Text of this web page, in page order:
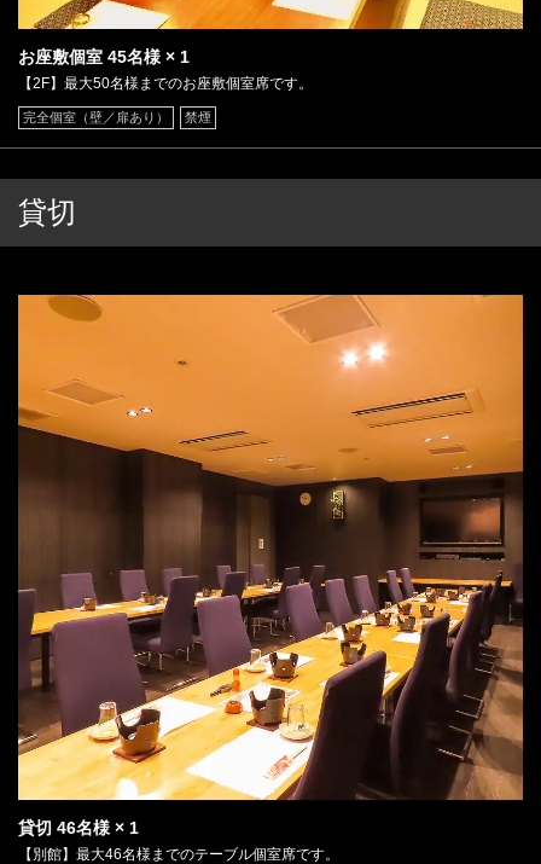
お座敷個室 45名様 × 1
【2F】最大50名様までのお座敷個室席です。
完全個室（壁／扉あり） 禁煙
貸切
貸切 46名様 × 1
【別館】最大46名様までのテーブル個室席です。